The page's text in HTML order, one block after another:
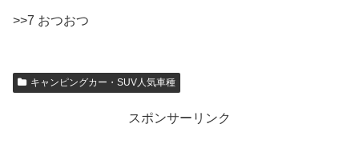
>>7 おつおつ
キャンピングカー・SUV人気車種
スポンサーリンク